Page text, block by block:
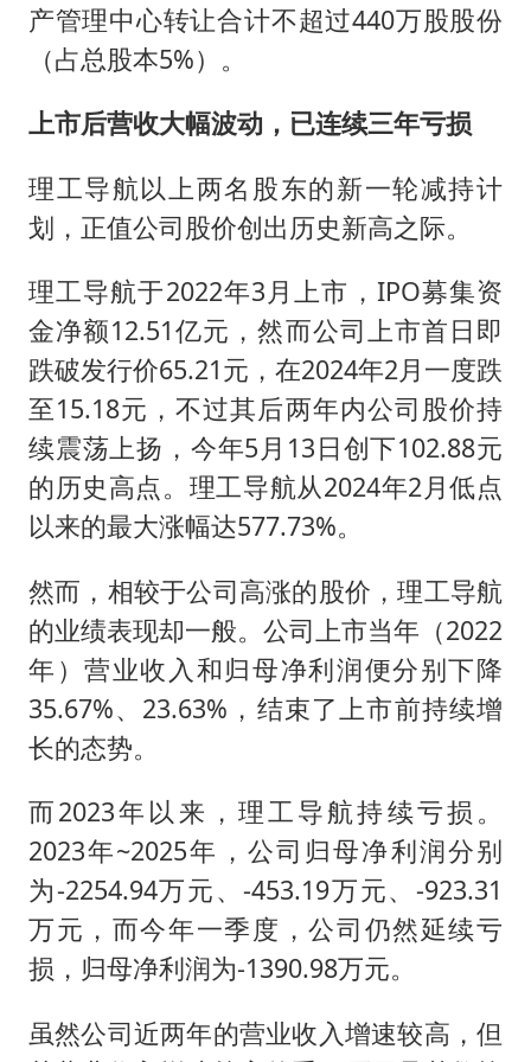
产管理中心转让合计不超过440万股股份
（占总股本5%）。
上市后营收大幅波动，已连续三年亏损
理工导航以上两名股东的新一轮减持计
划，正值公司股价创出历史新高之际。
理工导航于2022年3月上市，IPO募集资
金净额12.51亿元，然而公司上市首日即
跌破发行价65.21元，在2024年2月一度跌
至15.18元，不过其后两年内公司股价持
续震荡上扬，今年5月13日创下102.88元
的历史高点。理工导航从2024年2月低点
以来的最大涨幅达577.73%。
然而，相较于公司高涨的股价，理工导航
的业绩表现却一般。公司上市当年（2022
年）营业收入和归母净利润便分别下降
35.67%、23.63%，结束了上市前持续增
长的态势。
而2023年以来，理工导航持续亏损。
2023年~2025年，公司归母净利润分别
为-2254.94万元、-453.19万元、-923.31
万元，而今年一季度，公司仍然延续亏
损，归母净利润为-1390.98万元。
虽然公司近两年的营业收入增速较高，但